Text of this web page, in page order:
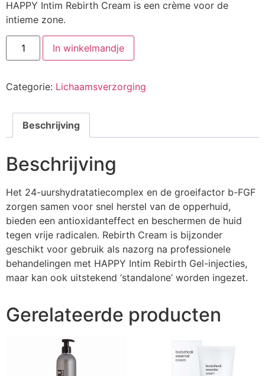
HAPPY Intim Rebirth Cream is een crème voor de
intieme zone.
HAPPY
Intim
Rebirth
In winkelmandje
Categorie: Lichaamsverzorging
Beschrijving
Beschrijving
Het 24-uurshydratatiecomplex en de groeifactor b-FGF
zorgen samen voor snel herstel van de opperhuid,
bieden een antioxidanteffect en beschermen de huid
tegen vrije radicalen. Rebirth Cream is bijzonder
geschikt voor gebruik als nazorg na professionele
behandelingen met HAPPY Intim Rebirth Gel-injecties,
maar kan ook uitstekend ‘standalone’ worden ingezet.
Gerelateerde producten